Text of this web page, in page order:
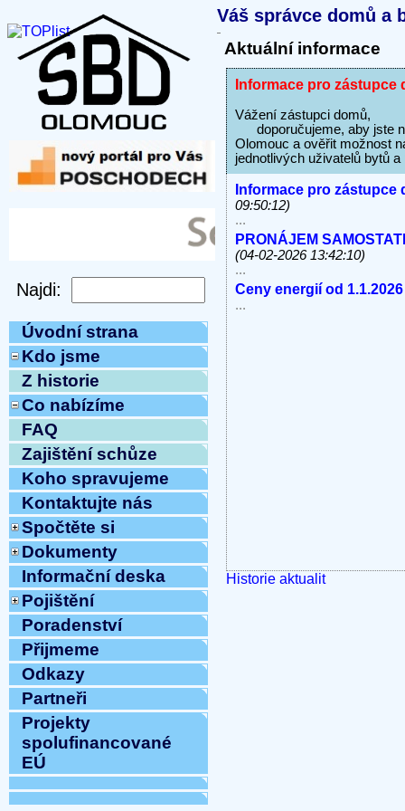
Úvodní strana
Kdo jsme
Z historie
Co nabízíme
FAQ
Zajištění schůze
Koho spravujeme
Kontaktujte nás
Spočtěte si
Dokumenty
Informační deska
Pojištění
Poradenství
Přijmeme
Odkazy
Partneři
Projekty
spolufinancované
EÚ
Váš správce domů a
Aktuální informace
Informace pro
Vážení zástupci domů,
doporučujeme, aby jste
Olomouc a ověřit možnost
jednotlivých uživatelů bytů
Informace pro
09:50:12)
...
PRONÁJEM
(04-02-2026 13:42:10)
...
Ceny energií od 1.1.2026
...
Historie aktualit